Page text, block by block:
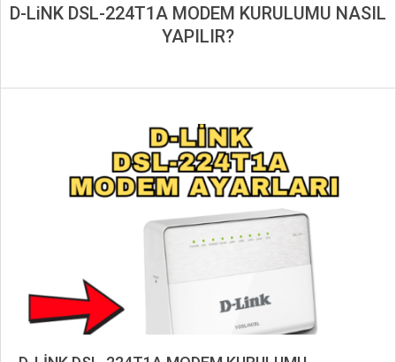
D-LiNK DSL-224T1A MODEM KURULUMU NASIL
YAPILIR?